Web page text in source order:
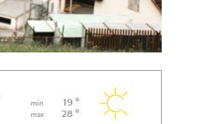
min 19 °
max 28 °